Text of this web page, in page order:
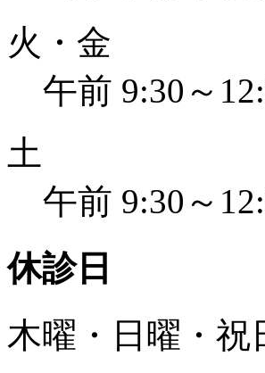
火・金
午前 9:30～
土
午前 9:30～
休診日
木曜・日曜・祝